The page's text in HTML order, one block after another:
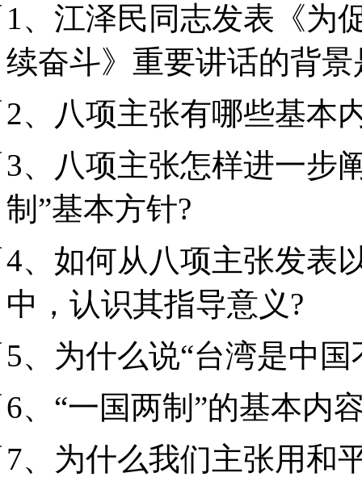
1、江泽民同志发表《为
续奋斗》重要讲话的背
2、八项主张有哪些基本
3、八项主张怎样进一步
制”基本方针?
4、如何从八项主张发表
中，认识其指导意义?
5、为什么说“台湾是中
6、“一国两制”的基本内
7、为什么我们主张用和